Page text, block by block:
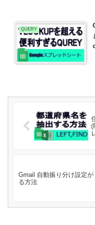
QUERY
Gmail 自動振り分け設定が
る方法